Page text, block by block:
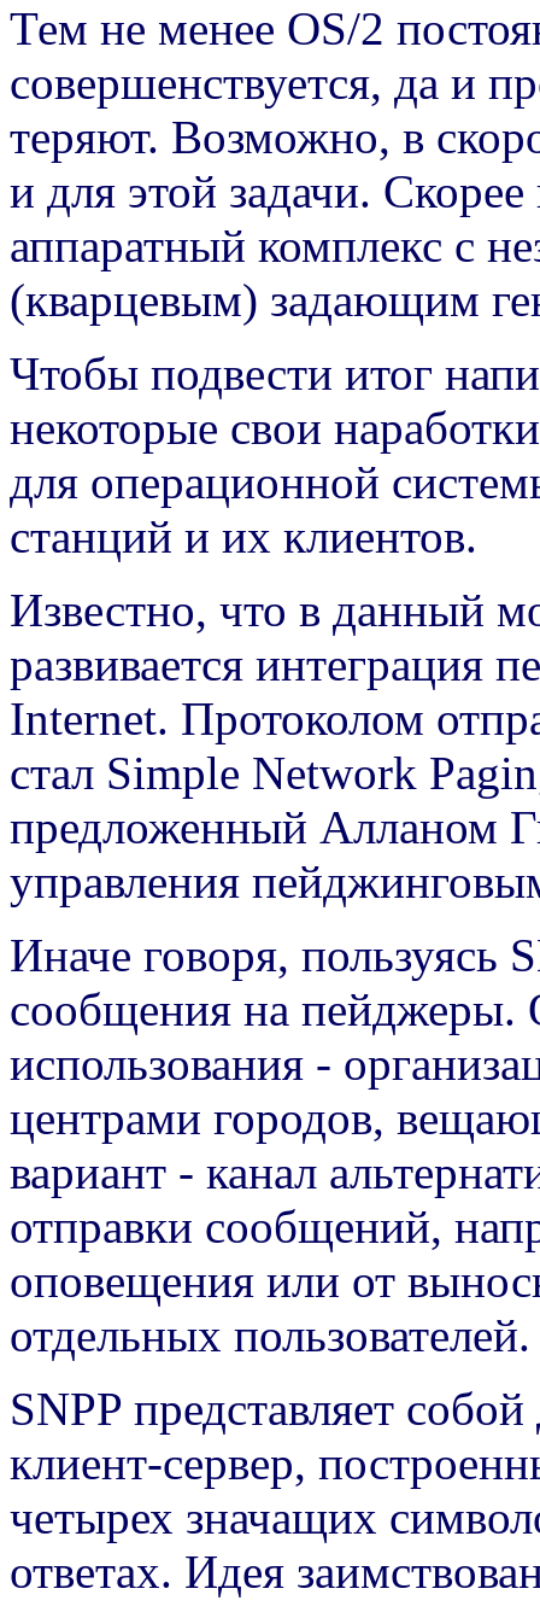
Тем не менее OS/2
совершенствуется, да и
теряют. Возможно, в
и для этой задачи.
аппаратный комплекс с
(кварцевым) задающим
Чтобы подвести итог
некоторые свои
для операционной
станций и их клиентов.
Известно, что в данный
развивается интеграция
Internet. Протоколом
стал Simple Network
предложенный Алланом
управления
Иначе говоря, пользуясь
сообщения на пейджеры.
использования -
центрами городов,
вариант - канал
отправки сообщений,
оповещения или от
отдельных пользователей.
SNPP представляет
клиент-сервер,
четырех значащих
ответах. Идея